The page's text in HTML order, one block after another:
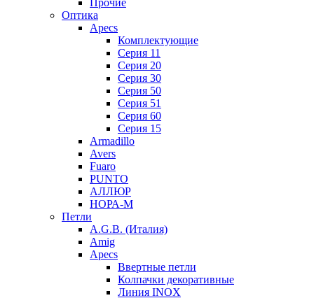
Прочие
Оптика
Apecs
Комплектующие
Серия 11
Серия 20
Серия 30
Серия 50
Серия 51
Серия 60
Серия 15
Armadillo
Avers
Fuaro
PUNTO
АЛЛЮР
НОРА-М
Петли
A.G.B. (Италия)
Amig
Apecs
Ввертные петли
Колпачки декоративные
Линия INOX